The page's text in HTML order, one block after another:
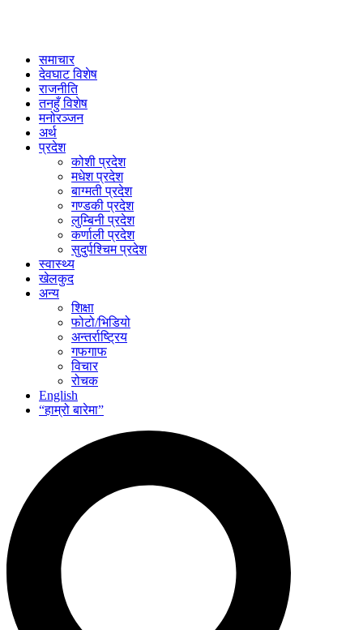
समाचार
देवघाट विशेष
राजनीति
तनहुँ विशेष
मनोरञ्जन
अर्थ
प्रदेश
कोशी प्रदेश
मधेश प्रदेश
बाग्मती प्रदेश
गण्डकी प्रदेश
लुम्बिनी प्रदेश
कर्णाली प्रदेश
सुदुर्पश्चिम प्रदेश
स्वास्थ्य
खेलकुद
अन्य
शिक्षा
फोटो/भिडियो
अन्तर्राष्ट्रिय
गफगाफ
विचार
रोचक
English
“हाम्रो बारेमा”